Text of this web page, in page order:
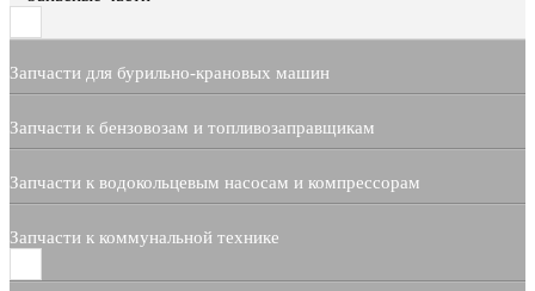
Запчасти для бурильно-крановых машин
Запчасти к бензовозам и топливозаправщикам
Запчасти к водокольцевым насосам и компрессорам
Запчасти к коммунальной технике